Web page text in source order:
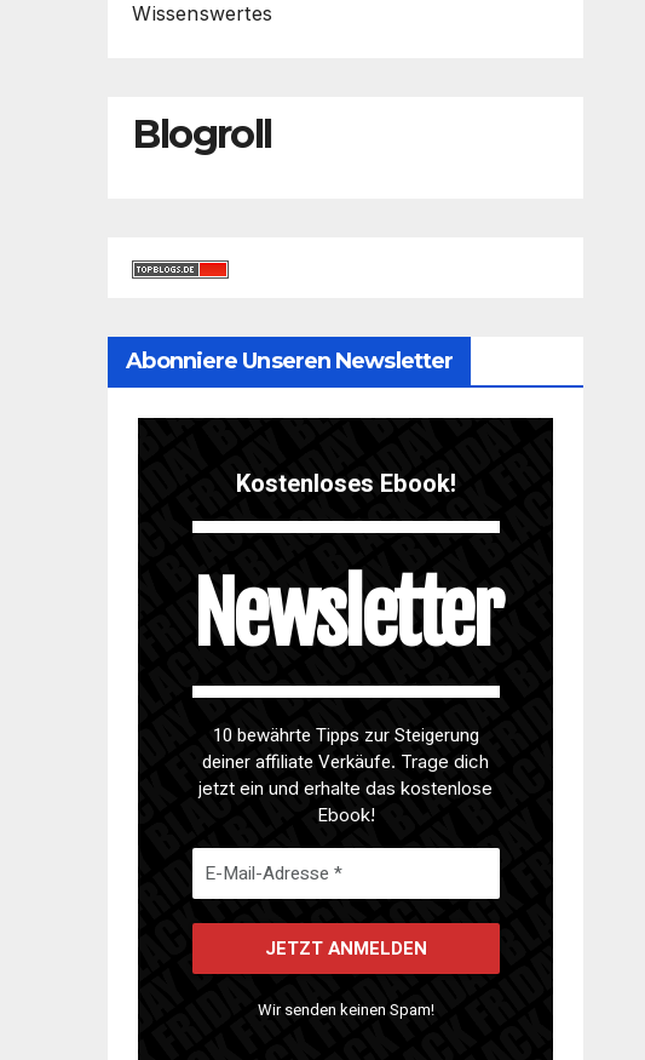
Wissenswertes
Blogroll
Abonniere Unseren Newsletter
Kostenloses Ebook!
Newsletter
10 bewährte Tipps zur Steigerung
deiner affiliate Verkäufe. Trage dich
jetzt ein und erhalte das kostenlose
Ebook!
Wir senden keinen Spam!